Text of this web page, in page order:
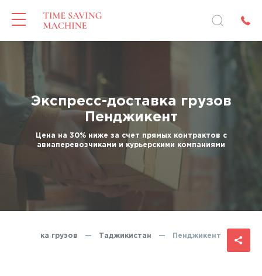
Экспресс-доставка грузов
Пенджикент
Цена на 30% ниже за счет прямых контрактов с
авиаперевозчиками и курьерскими компаниями
доставка грузов — Таджикистан — Пенджикент